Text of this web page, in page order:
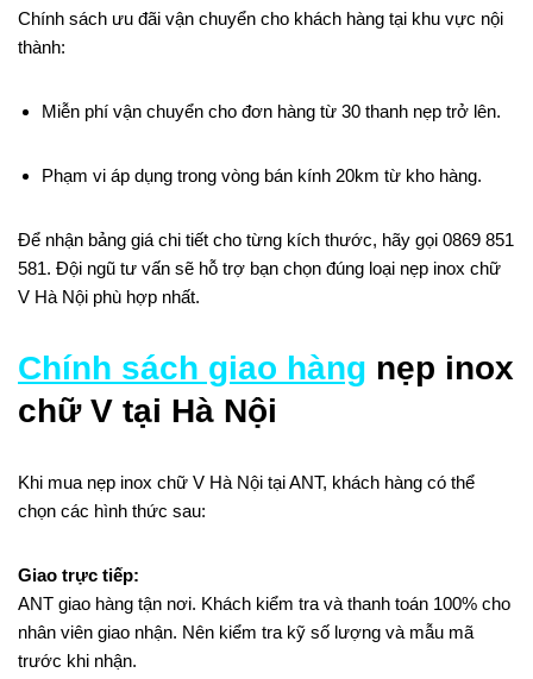
Chính sách ưu đãi vận chuyển cho khách hàng tại khu vực nội
thành:
Miễn phí vận chuyển cho đơn hàng từ 30 thanh nẹp trở lên.
Phạm vi áp dụng trong vòng bán kính 20km từ kho hàng.
Để nhận bảng giá chi tiết cho từng kích thước, hãy gọi 0869 851
581. Đội ngũ tư vấn sẽ hỗ trợ bạn chọn đúng loại nẹp inox chữ
V Hà Nội phù hợp nhất.
Chính sách giao hàng nẹp inox
chữ V tại Hà Nội
Khi mua nẹp inox chữ V Hà Nội tại ANT, khách hàng có thể
chọn các hình thức sau:
Giao trực tiếp:
ANT giao hàng tận nơi. Khách kiểm tra và thanh toán 100% cho
nhân viên giao nhận. Nên kiểm tra kỹ số lượng và mẫu mã
trước khi nhận.